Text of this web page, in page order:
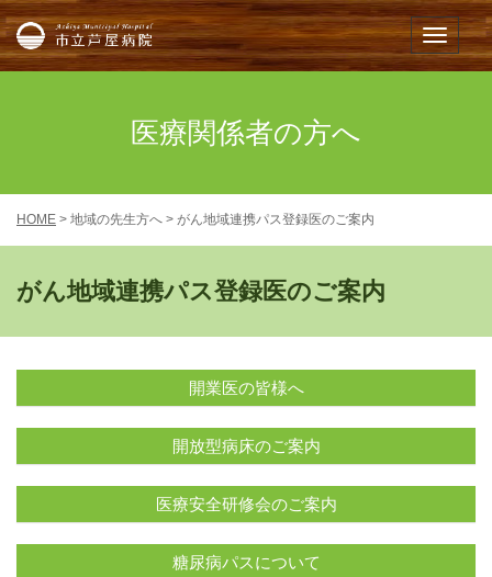
メニュー
市立芦屋病院
医療関係者の方へ
HOME > 地域の先生方へ > がん地域連携パス登録医のご案内
がん地域連携パス登録医のご案内
開業医の皆様へ
開放型病床のご案内
医療安全研修会のご案内
糖尿病パスについて